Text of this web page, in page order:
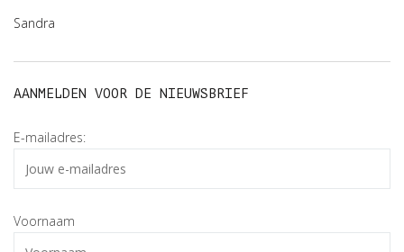
Sandra
AANMELDEN VOOR DE NIEUWSBRIEF
E-mailadres:
Voornaam